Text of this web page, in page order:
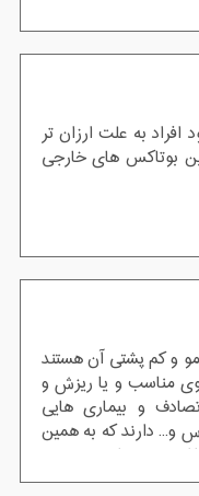
افراد به علت ارزان تر
بوتاکس های خارجی
مو و کم پشتی آن هستند
مناسب و یا ریزش و
و بیماری هایی
و... دارند که به همین
مو نمایند ، بهترین
می باشد